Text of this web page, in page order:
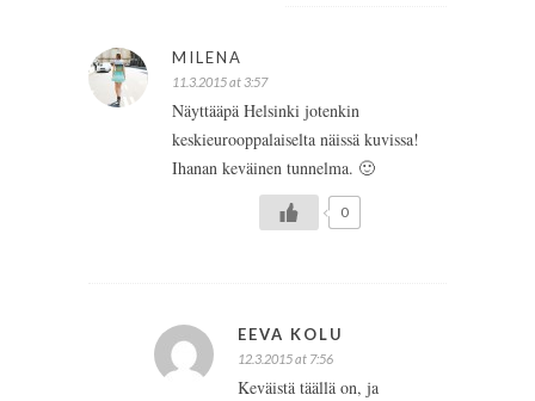
MILENA
11.3.2015 at 3:57
Näyttääpä Helsinki jotenkin
keskieurooppalaiselta näissä kuvissa!
Ihanan keväinen tunnelma. 🙂
0
EEVA KOLU
12.3.2015 at 7:56
Keväistä täällä on, ja